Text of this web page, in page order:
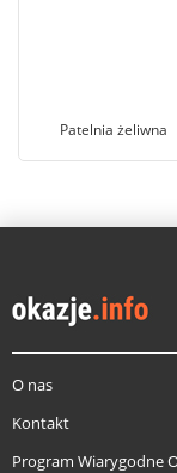
Patelnia żeliwna
O nas
Kontakt
Program Wiarygodne